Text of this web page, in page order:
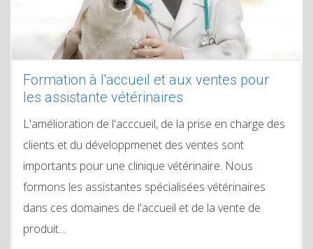
Formation à l'accueil et aux ventes pour
les assistante vétérinaires
L'amélioration de l'acccueil, de la prise en charge des
clients et du développmenet des ventes sont
importants pour une clinique vétérinaire. Nous
formons les assistantes spécialisées vétérinaires
dans ces domaines de l'accueil et de la vente de
produit…